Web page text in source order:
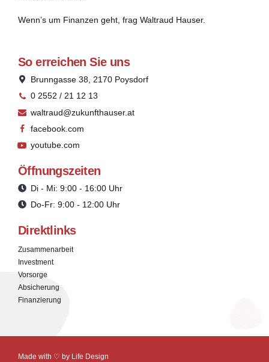
Wenn’s um Finanzen geht, frag Waltraud Hauser.
So erreichen Sie uns
Brunngasse 38, 2170 Poysdorf
0 2552 / 21 12 13
waltraud@zukunfthauser.at
facebook.com
youtube.com
Öffnungszeiten
Di - Mi: 9:00 - 16:00 Uhr
Do-Fr: 9:00 - 12:00 Uhr
Direktlinks
Zusammenarbeit
Investment
Vorsorge
Absicherung
Finanzierung
Made with ♡ by Life Design